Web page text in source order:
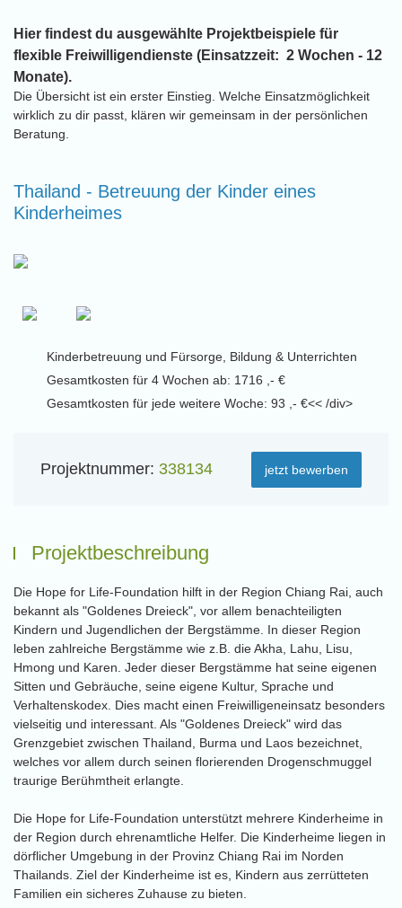
Hier findest du ausgewählte Projektbeispiele für
flexible Freiwilligendienste (Einsatzzeit: 2 Wochen - 12
Monate).
Die Übersicht ist ein erster Einstieg. Welche Einsatzmöglichkeit
wirklich zu dir passt, klären wir gemeinsam in der persönlichen
Beratung.
Thailand - Betreuung der Kinder eines
Kinderheimes
Kinderbetreuung und Fürsorge, Bildung & Unterrichten
Gesamtkosten für 4 Wochen ab: 1716 ,- €
Gesamtkosten für jede weitere Woche: 93 ,- €<< /div>
Projektnummer: 338134 jetzt bewerben
Projektbeschreibung
Die Hope for Life-Foundation hilft in der Region Chiang Rai, auch
bekannt als "Goldenes Dreieck", vor allem benachteiligten
Kindern und Jugendlichen der Bergstämme. In dieser Region
leben zahlreiche Bergstämme wie z.B. die Akha, Lahu, Lisu,
Hmong und Karen. Jeder dieser Bergstämme hat seine eigenen
Sitten und Gebräuche, seine eigene Kultur, Sprache und
Verhaltenskodex. Dies macht einen Freiwilligeneinsatz besonders
vielseitig und interessant. Als "Goldenes Dreieck" wird das
Grenzgebiet zwischen Thailand, Burma und Laos bezeichnet,
welches vor allem durch seinen florierenden Drogenschmuggel
traurige Berühmtheit erlangte.
Die Hope for Life-Foundation unterstützt mehrere Kinderheime in
der Region durch ehrenamtliche Helfer. Die Kinderheime liegen in
dörflicher Umgebung in der Provinz Chiang Rai im Norden
Thailands. Ziel der Kinderheime ist es, Kindern aus zerrütteten
Familien ein sicheres Zuhause zu bieten.